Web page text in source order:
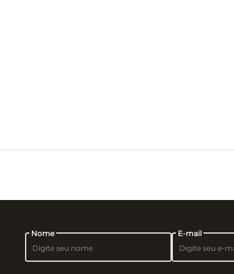
Nome E-mail